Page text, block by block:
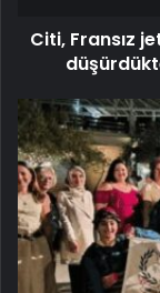
Citi, Fransız